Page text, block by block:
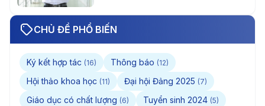
tấm bằng Giỏi trước hạn
CHỦ ĐỀ PHỔ BIẾN
Ký kết hợp tác (16) Thông báo (12)
Hội thảo khoa học (11) Đại hội Đảng 2025 (7)
Giáo dục có chất lượng (6) Tuyển sinh 2024 (5)